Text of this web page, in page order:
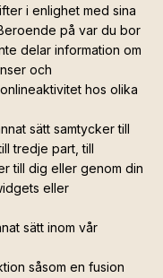
i enlighet med sina
på var du bor
delar information om
och
hos olika
sätt samtycker till
tredje part, till
till dig eller genom din
eller
sätt inom vår
såsom en fusion